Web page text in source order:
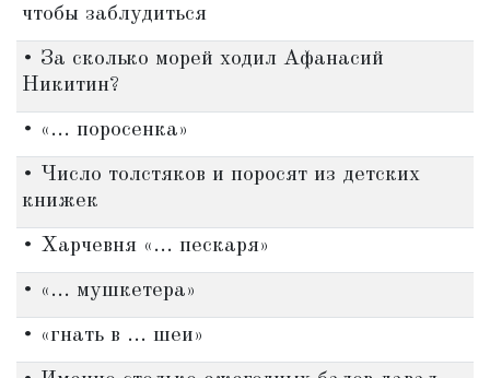
чтобы заблудиться
• За сколько морей ходил Афанасий
Никитин?
• «... поросенка»
• Число толстяков и поросят из детских
книжек
• Харчевня «... пескаря»
• «... мушкетера»
• «гнать в ... шеи»